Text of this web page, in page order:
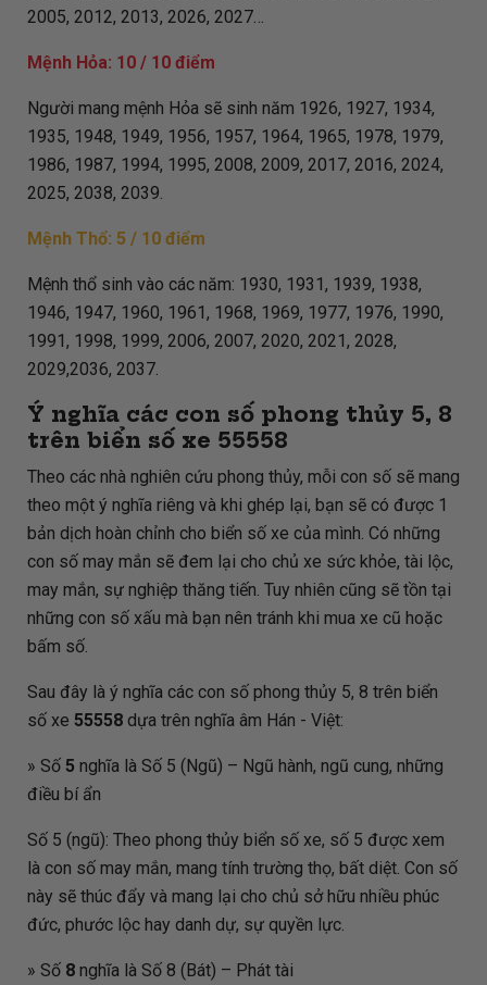
2005, 2012, 2013, 2026, 2027…
Mệnh Hỏa: 10 / 10 điểm
Người mang mệnh Hỏa sẽ sinh năm 1926, 1927, 1934,
1935, 1948, 1949, 1956, 1957, 1964, 1965, 1978, 1979,
1986, 1987, 1994, 1995, 2008, 2009, 2017, 2016, 2024,
2025, 2038, 2039.
Mệnh Thổ: 5 / 10 điểm
Mệnh thổ sinh vào các năm: 1930, 1931, 1939, 1938,
1946, 1947, 1960, 1961, 1968, 1969, 1977, 1976, 1990,
1991, 1998, 1999, 2006, 2007, 2020, 2021, 2028,
2029,2036, 2037.
Ý nghĩa các con số phong thủy 5, 8
trên biển số xe 55558
Theo các nhà nghiên cứu phong thủy, mỗi con số sẽ mang
theo một ý nghĩa riêng và khi ghép lại, bạn sẽ có được 1
bản dịch hoàn chỉnh cho biển số xe của mình. Có những
con số may mắn sẽ đem lại cho chủ xe sức khỏe, tài lộc,
may mắn, sự nghiệp thăng tiến. Tuy nhiên cũng sẽ tồn tại
những con số xấu mà bạn nên tránh khi mua xe cũ hoặc
bấm số.
Sau đây là ý nghĩa các con số phong thủy 5, 8 trên biển
số xe 55558dựa trên nghĩa âm Hán - Việt:
» Số 5 nghĩa là Số 5 (Ngũ) – Ngũ hành, ngũ cung, những
điều bí ẩn
Số 5 (ngũ): Theo phong thủy biển số xe, số 5 được xem
là con số may mắn, mang tính trường thọ, bất diệt. Con số
này sẽ thúc đẩy và mang lại cho chủ sở hữu nhiều phúc
đức, phước lộc hay danh dự, sự quyền lực.
» Số 8nghĩa là Số 8 (Bát) – Phát tài